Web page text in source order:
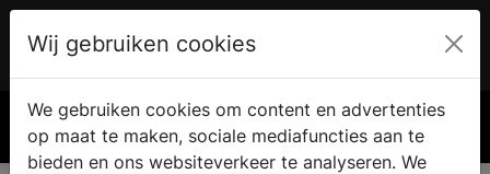
€ 0.00
Wij gebruiken cookies
We gebruiken cookies om content en advertenties
op maat te maken, sociale mediafuncties aan te
bieden en ons websiteverkeer te analyseren. We